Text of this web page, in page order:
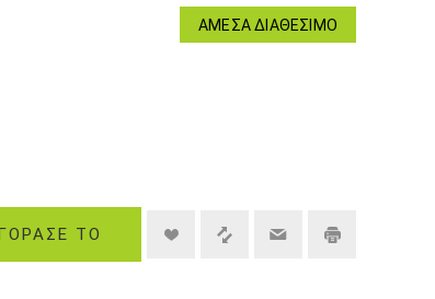
ΆΜΕΣΑ ΔΙΑΘΈΣΙΜΟ